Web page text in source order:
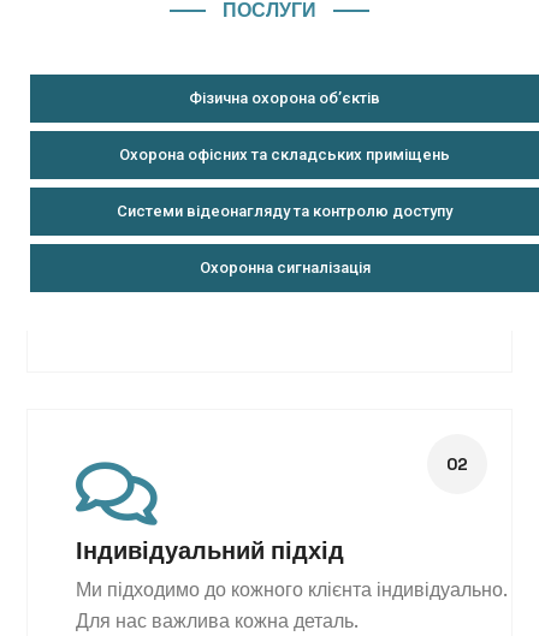
ПОСЛУГИ
Фізична охорона об’єктів
Охорона офісних та складських приміщень
Системи відеонагляду та контролю доступу
Охоронна сигналізація
Кваліфікація
Наші співробітники мають високу кваліфікацію
щодо перевезення та охорони вантажів.
Індивідуальний підхід
Ми підходимо до кожного клієнта індивідуально.
Для нас важлива кожна деталь.